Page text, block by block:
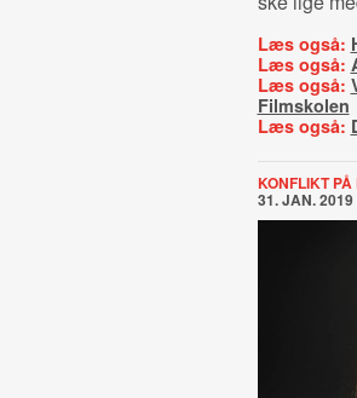
Læs også:
Læs også:
Læs også:
Filmskolen
Læs også:
KONFLIKT PÅ
31. JAN. 2019